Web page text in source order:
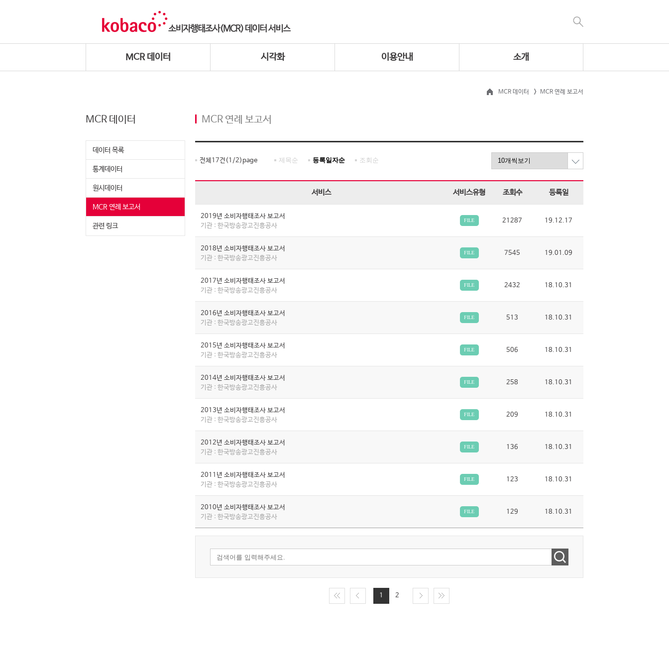
MCR 데이터 시각화 이용안내 소개
MCR 데이터 MCR 연례 보고서
MCR 데이터
데이터 목록
통계데이터
원시데이터
MCR 연례 보고서
관련 링크
MCR 연례 보고서
전체 17건(1 /2)page 제목순 등록일자순 조회순
서비스 서비스유형 조회수 등록일
2019년 소비자행태조사 보고서
기관 : 한국방송광고진흥공사
FILE 21287 19.12.17
2018년 소비자행태조사 보고서
기관 : 한국방송광고진흥공사
FILE 7545 19.01.09
2017년 소비자행태조사 보고서
기관 : 한국방송광고진흥공사
FILE 2432 18.10.31
2016년 소비자행태조사 보고서
기관 : 한국방송광고진흥공사
FILE 513 18.10.31
2015년 소비자행태조사 보고서
기관 : 한국방송광고진흥공사
FILE 506 18.10.31
2014년 소비자행태조사 보고서
기관 : 한국방송광고진흥공사
FILE 258 18.10.31
2013년 소비자행태조사 보고서
기관 : 한국방송광고진흥공사
FILE 209 18.10.31
2012년 소비자행태조사 보고서
기관 : 한국방송광고진흥공사
FILE 136 18.10.31
2011년 소비자행태조사 보고서
기관 : 한국방송광고진흥공사
FILE 123 18.10.31
2010년 소비자행태조사 보고서
기관 : 한국방송광고진흥공사
FILE 129 18.10.31
1 2